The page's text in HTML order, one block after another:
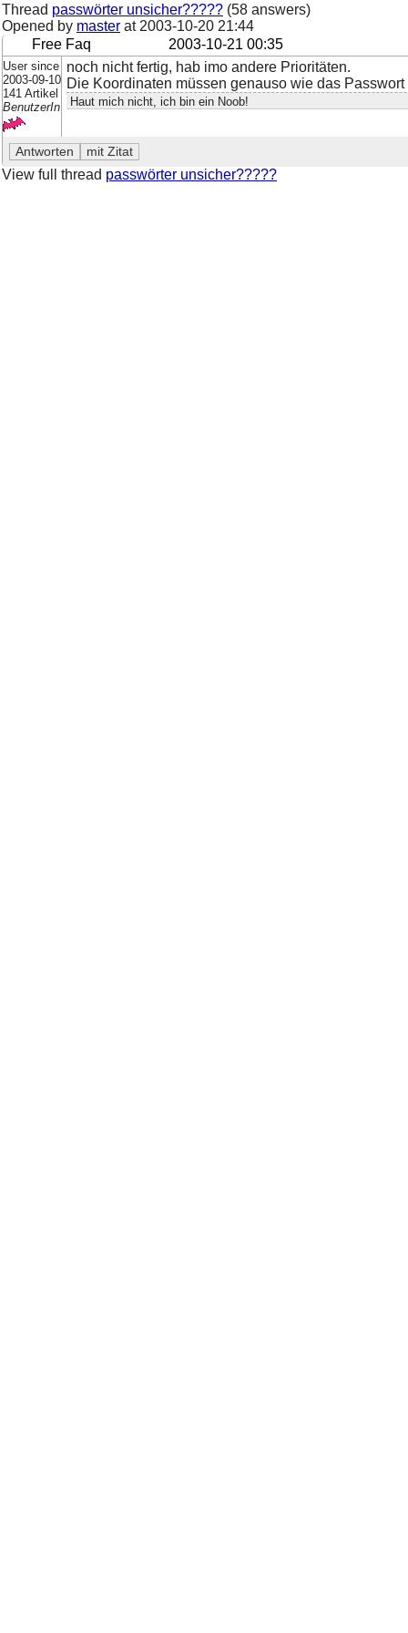
Thread passwörter unsicher????? (58 answers)
Opened by master at 2003-10-20 21:44
Free Faq
2003-10-21 00:35
User since
2003-09-10
141 Artikel
BenutzerIn
noch nicht fertig, hab imo andere Prioritäten.
Die Koordinaten müssen genauso wie das
Haut mich nicht, ich bin ein Noob!
View full thread passwörter unsicher?????